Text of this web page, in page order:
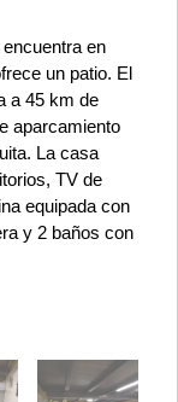
en
un patio. El
a 45 km de
aparcamiento
La casa
TV de
equipada con
y 2 baños con